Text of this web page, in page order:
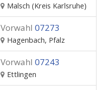
Malsch (Kreis Karlsruhe)
Vorwahl 07273
Hagenbach, Pfalz
Vorwahl 07243
Ettlingen